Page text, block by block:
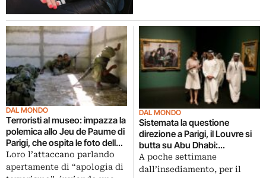
DAL MONDO
Terroristi al museo: impazza la
polemica allo Jeu de Paume di
Parigi, che ospita le foto della
palestinese Ahlam Shibli. Per
le associazioni ebraiche i suoi
Loro l’attaccano parlando
apertamente di “apologia di
DAL MONDO
Sistemata la questione
direzione a Parigi, il Louvre si
butta su Abu Dhabi:
inaugurata la mostra del primo
stralcio di collezione
A poche settimane
dall’insediamento, per il